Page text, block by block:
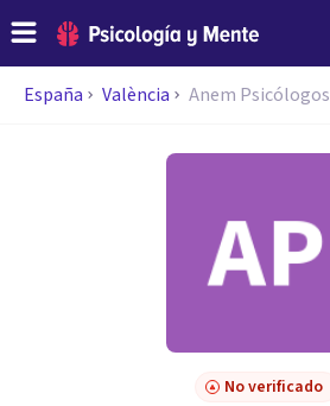
España València Anem Psicólogos
No verificado